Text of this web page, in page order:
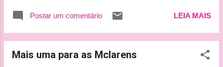
to Turun Sanomat, he asked if I perhaps need some of his
photos to the magazine. After thinking for a moment I turned
However the pronouncing went so badly that the French
Postar um comentário LEIA MAIS
Mais uma para as Mclarens